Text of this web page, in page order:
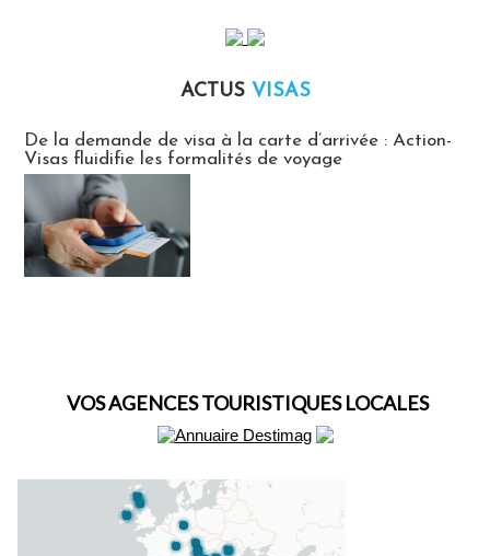
ACTUS VISAS
De la demande de visa à la carte d’arrivée : Action-
Visas fluidifie les formalités de voyage
VOS AGENCES TOURISTIQUES LOCALES